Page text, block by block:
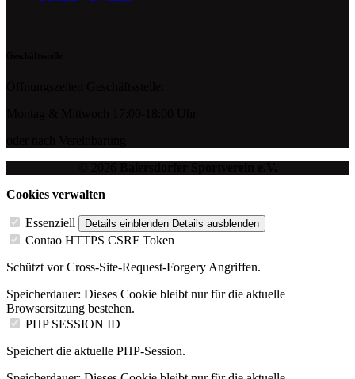
Cookies verwalten
Essenziell Details einblenden Details ausblenden
Contao HTTPS CSRF Token
Schützt vor Cross-Site-Request-Forgery Angriffen.
Speicherdauer: Dieses Cookie bleibt nur für die aktuelle
Browsersitzung bestehen.
PHP SESSION ID
Speichert die aktuelle PHP-Session.